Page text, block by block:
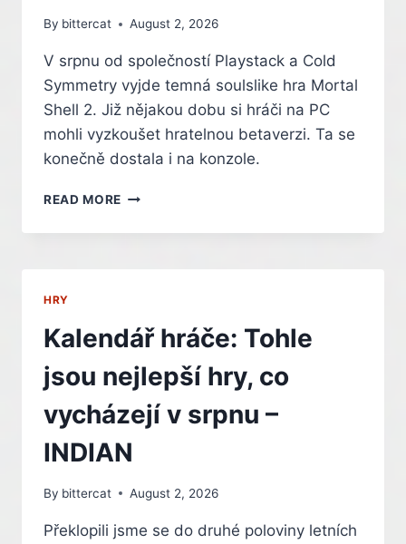
By bittercat August 2, 2026
V srpnu od společností Playstack a Cold
Symmetry vyjde temná soulslike hra Mortal
Shell 2. Již nějakou dobu si hráči na PC
mohli vyzkoušet hratelnou betaverzi. Ta se
konečně dostala i na konzole.
READ MORE BETAVERZE
SOULOVKY
DOČKALI
TAKÉ
HRÁČI
NA
KONZOLÍCH
–
INDIAN
HRY
Kalendář hráče: Tohle
jsou nejlepší hry, co
vycházejí v srpnu –
INDIAN
By bittercat August 2, 2026
Překlopili jsme se do druhé poloviny letních